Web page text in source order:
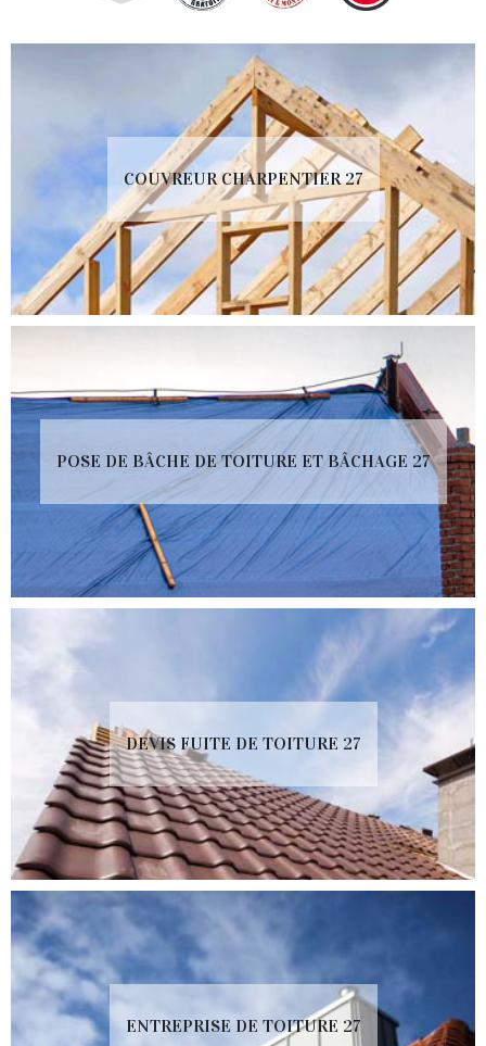
COUVREUR CHARPENTIER 27
POSE DE BÂCHE DE TOITURE ET BÂCHAGE 27
DEVIS FUITE DE TOITURE 27
ENTREPRISE DE TOITURE 27